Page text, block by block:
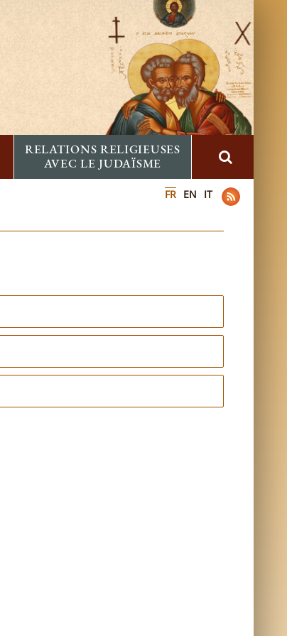
RELATIONS RELIGIEUSES
AVEC LE JUDAÏSME
FR EN IT